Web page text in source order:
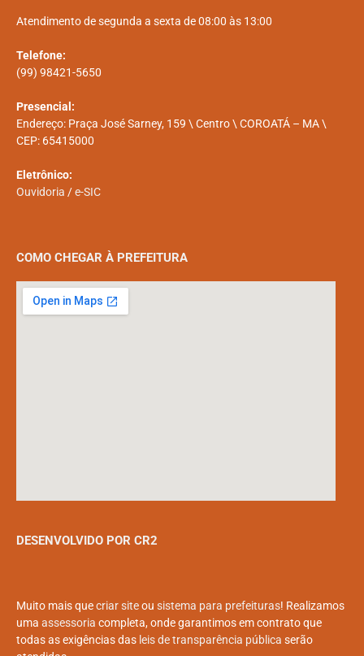
Atendimento de segunda a sexta de 08:00 às 13:00
Telefone:
(99) 98421-5650
Presencial:
Endereço: Praça José Sarney, 159 \ Centro \ COROATÁ – MA \
CEP: 65415000
Eletrônico:
Ouvidoria /e-SIC
COMO CHEGAR À PREFEITURA
DESENVOLVIDO POR CR2
Muito mais quecriar siteou sistema para prefeituras! Realizamos
uma assessoria completa, onde garantimos em contrato que
todas as exigências das leis de transparência pública serão